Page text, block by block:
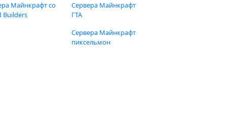
Майнкрафт со
Builders
Сервера Майнкрафт
ГТА
Сервера Майнкрафт
пиксельмон